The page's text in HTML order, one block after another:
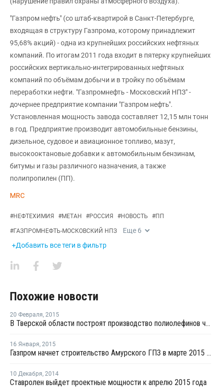
"Газпром нефть" (со штаб-квартирой в Санкт-Петербурге,
входящая в структуру Газпрома, которому принадлежит
95,68% акций) - одна из крупнейших российских нефтяных
компаний. По итогам 2011 года входит в пятерку крупнейших
российских вертикально-интегрированных нефтяных
компаний по объёмам добычи и в тройку по объёмам
переработки нефти. "Газпромнефть - Московский НПЗ" -
дочернее предприятие компании "Газпром нефть".
Установленная мощность завода составляет 12,15 млн тонн
в год. Предприятие производит автомобильные бензины,
дизельное, судовое и авиационное топливо, мазут,
высокооктановые добавки к автомобильным бензинам,
битумы и газы различного назначения, а также
полипропилен (ПП).
MRC
#НЕФТЕХИМИЯ #МЕТАН #РОССИЯ #НОВОСТЬ #ПП
#ГАЗПРОМНЕФТЬ-МОСКОВСКИЙ НПЗ Еще 6
+Добавить все теги в фильтр
Похожие новости
20 Февраля, 2015
В Тверской области построят производство полиолефинов через четыре года
16 Января, 2015
Газпром начнет строительство Амурского ГПЗ в марте 2015 года
10 Декабря, 2014
Ставролен выйдет проектные мощности к апрелю 2015 года